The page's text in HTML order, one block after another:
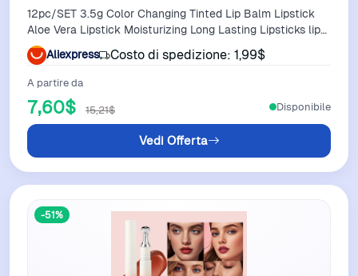
12pc/SET 3.5g Color Changing Tinted Lip Balm Lipstick
Aloe Vera Lipstick Moisturizing Long Lasting Lipsticks lip
balm wholesale
Aliexpress Costo di spedizione: 1,99$
A partire da
7,60$ 15,21$
Vedi Offerta
Disponibile
-51%